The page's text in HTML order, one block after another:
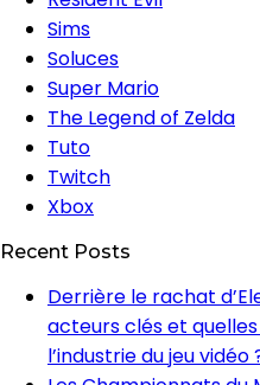
Sims
Soluces
Super Mario
The Legend of Zelda
Tuto
Twitch
Xbox
Recent Posts
Derrière le rachat
acteurs clés et
l’industrie du jeu vidéo